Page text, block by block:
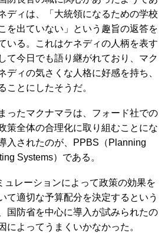
ディは、「大統領になるための学校
を出ていない」という趣旨の返答を
いる。これはケネディの人柄を表す
て今日でも語り継がれており、マク
ディの気さくな人格に好感を持ち、
ことにしたそうだ。
ったマクナマラは、フォード社での
策全体の合理化に取り組むことにな
入されたのが、PPBS（Planning
Systems）である。
ュレーションによって政策の効果を
て適切な予算配分を決定するという
国防省を中心に導入が試みられたの
によってうまくいかなかった。